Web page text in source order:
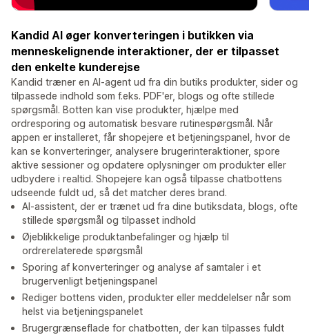
Kandid AI øger konverteringen i butikken via
menneskelignende interaktioner, der er tilpasset
den enkelte kunderejse
Kandid træner en AI-agent ud fra din butiks produkter, sider og
tilpassede indhold som f.eks. PDF'er, blogs og ofte stillede
spørgsmål. Botten kan vise produkter, hjælpe med
ordresporing og automatisk besvare rutinespørgsmål. Når
appen er installeret, får shopejere et betjeningspanel, hvor de
kan se konverteringer, analysere brugerinteraktioner, spore
aktive sessioner og opdatere oplysninger om produkter eller
udbydere i realtid. Shopejere kan også tilpasse chatbottens
udseende fuldt ud, så det matcher deres brand.
AI-assistent, der er trænet ud fra dine butiksdata, blogs, ofte
stillede spørgsmål og tilpasset indhold
Øjeblikkelige produktanbefalinger og hjælp til
ordrerelaterede spørgsmål
Sporing af konverteringer og analyse af samtaler i et
brugervenligt betjeningspanel
Rediger bottens viden, produkter eller meddelelser når som
helst via betjeningspanelet
Brugergrænseflade for chatbotten, der kan tilpasses fuldt